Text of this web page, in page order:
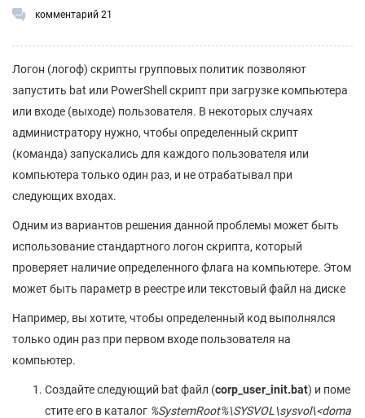
комментарий 21
Логон (логоф) скрипты групповых политик позволяют
запустить bat или PowerShell скрипт при загрузке компьютера
или входе (выходе) пользователя. В некоторых случаях
администратору нужно, чтобы определенный скрипт
(команда) запускались для каждого пользователя или
компьютера только один раз, и не отрабатывал при
следующих входах.
Одним из вариантов решения данной проблемы может быть
использование стандартного логон скрипта, который
проверяет наличие определенного флага на компьютере. Этом
может быть параметр в реестре или текстовый файл на диске
Например, вы хотите, чтобы определенный код выполнялся
только один раз при первом входе пользователя на
компьютер.
Создайте следующий bat файл (corp_user_init.bat) и поме
стите его в каталог %SystemRoot%\SYSVOL\sysvol\<doma